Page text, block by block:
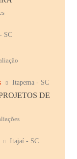
SC
Itapema - SC
DE
Itajaí - SC